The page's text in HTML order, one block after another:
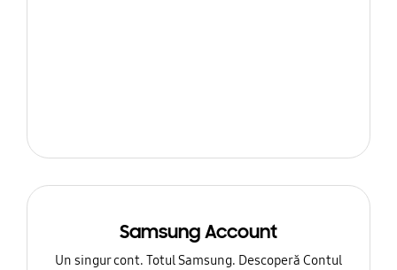
Samsung Account
Un singur cont. Totul Samsung. Descoperă Contul